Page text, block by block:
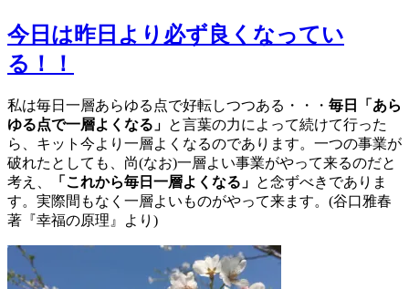
今日は昨日より必ず良くなってい
る！！
私は毎日一層あらゆる点で好転しつつある・・・ 毎日「あら
ゆる点で一層よくなる」 と言葉の力によって続けて行った
ら、キット今より 一層よくなるのであります。一つの事業が
破れたとしても、尚(なお)一層よい事業がやって来るのだと
考え、
「これから毎日一層よくなる」 と念ずべきでありま
す。実際間もなく一層よいものがやって来ます。(谷口雅春
著『幸福の原理』より)